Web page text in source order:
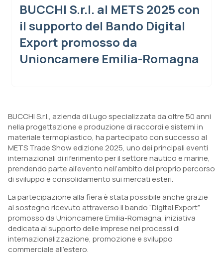
BUCCHI S.r.l. al METS 2025 con
il supporto del Bando Digital
Export promosso da
Unioncamere Emilia-Romagna
BUCCHI S.r.l., azienda di Lugo specializzata da oltre 50 anni
nella progettazione e produzione di raccordi e sistemi in
materiale termoplastico, ha partecipato con successo al
METS Trade Show edizione 2025, uno dei principali eventi
internazionali di riferimento per il settore nautico e marine,
prendendo parte all’evento nell’ambito del proprio percorso
di sviluppo e consolidamento sui mercati esteri.
La partecipazione alla fiera è stata possibile anche grazie
al sostegno ricevuto attraverso il bando “Digital Export”
promosso da Unioncamere Emilia-Romagna, iniziativa
dedicata al supporto delle imprese nei processi di
internazionalizzazione, promozione e sviluppo
commerciale all’estero.